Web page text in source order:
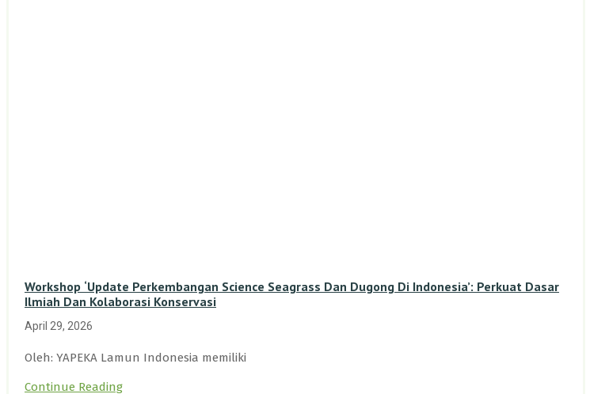
Workshop ‘Update Perkembangan Science Seagrass Dan Dugong Di Indonesia’: Perkuat Dasar
Ilmiah Dan Kolaborasi Konservasi
April 29, 2026
Oleh: YAPEKA Lamun Indonesia memiliki
Continue Reading